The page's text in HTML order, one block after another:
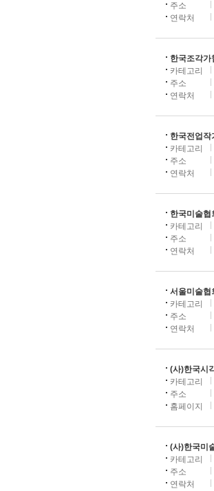
주소
연락처
한국조각가
카테고리
주소
연락처
한국전업작
카테고리
주소
연락처
한국미술협
카테고리
주소
연락처
서울미술협
카테고리
주소
연락처
(사)한국시
카테고리
주소
홈페이지
(사)한국미
카테고리
주소
연락처